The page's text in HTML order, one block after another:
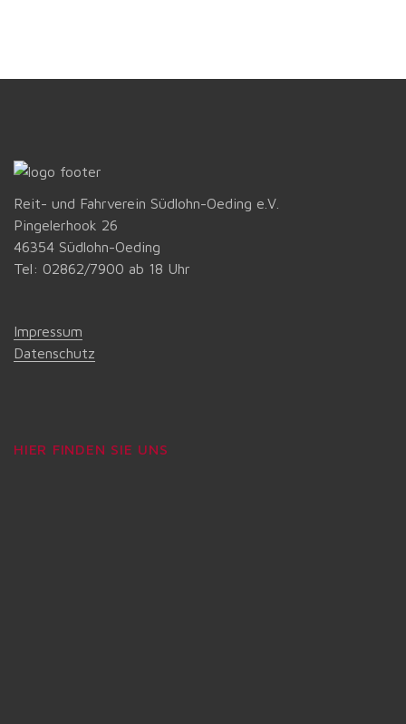
Reit- und Fahrverein Südlohn-Oeding e.V.
Pingelerhook 26
46354 Südlohn-Oeding
Tel: 02862/7900 ab 18 Uhr
Impressum
Datenschutz
HIER FINDEN SIE UNS